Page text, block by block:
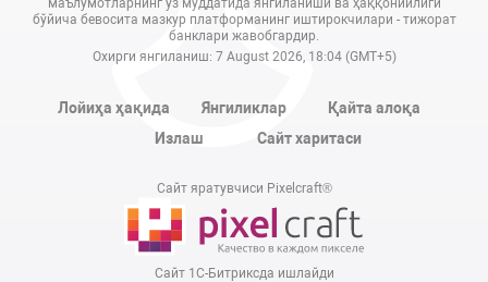
маълумотларнинг ўз муддатида янгиланиши ва ҳаққонийлиги
бўйича бевосита мазкур платформанинг иштирокчилари - тижорат
банклари жавобгардир.
Охирги янгиланиш: 7 August 2026, 18:04 (GMT+5)
Лойиҳа ҳақида Янгиликлар
Қайта алоқа
Излаш
Сайт харитаси
Сайт яратувчиси Pixelcraft®
Сайт 1C-Битриксда ишлайди